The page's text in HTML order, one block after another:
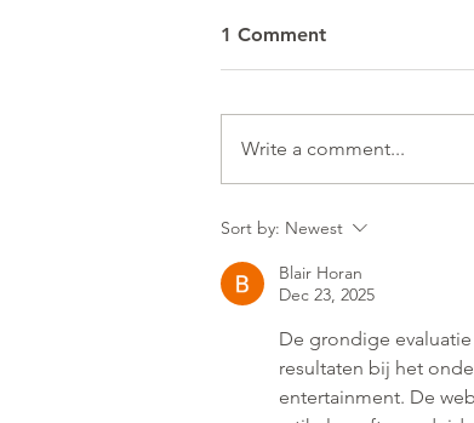
1 Comment
Write a comment...
Sort by: Newest
Blair Horan
Dec 23, 2025
De grondige
resultaten bij het
entertainment. De